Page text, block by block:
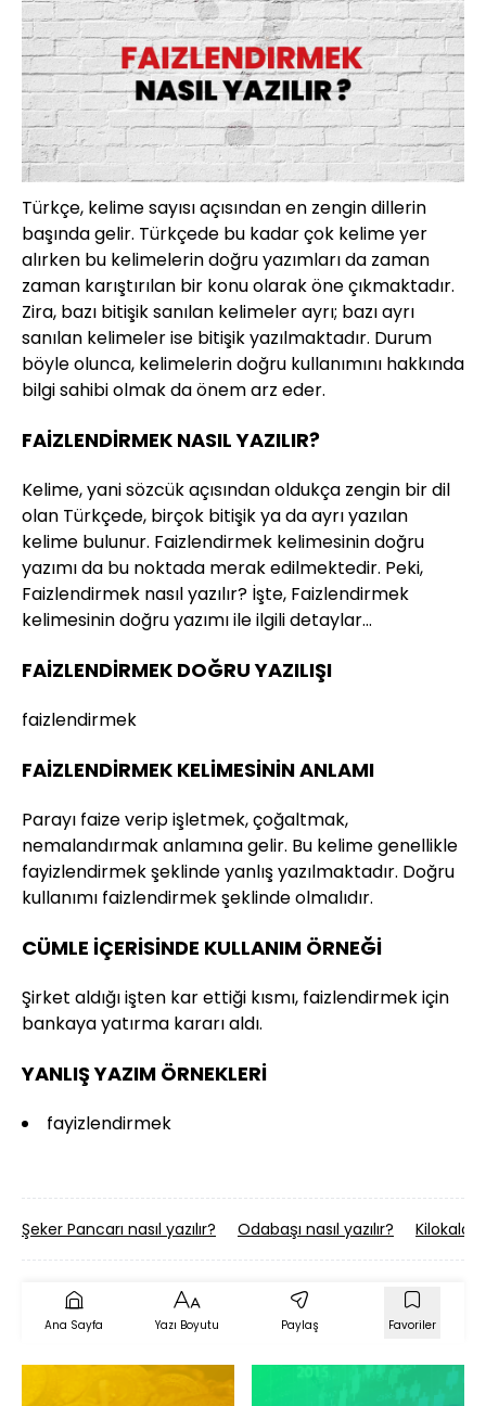
Türkçe, kelime sayısı açısından en zengin dillerin
başında gelir. Türkçede bu kadar çok kelime yer
alırken bu kelimelerin doğru yazımları da zaman
zaman karıştırılan bir konu olarak öne çıkmaktadır.
Zira, bazı bitişik sanılan kelimeler ayrı; bazı ayrı
sanılan kelimeler ise bitişik yazılmaktadır. Durum
böyle olunca, kelimelerin doğru kullanımını hakkında
bilgi sahibi olmak da önem arz eder.
FAİZLENDİRMEK NASIL YAZILIR?
Kelime, yani sözcük açısından oldukça zengin bir dil
olan Türkçede, birçok bitişik ya da ayrı yazılan
kelime bulunur. Faizlendirmek kelimesinin doğru
yazımı da bu noktada merak edilmektedir. Peki,
Faizlendirmek nasıl yazılır? İşte, Faizlendirmek
kelimesinin doğru yazımı ile ilgili detaylar…
FAİZLENDİRMEK DOĞRU YAZILIŞI
faizlendirmek
FAİZLENDİRMEK KELİMESİNİN ANLAMI
Parayı faize verip işletmek, çoğaltmak,
nemalandırmak anlamına gelir. Bu kelime genellikle
fayizlendirmek şeklinde yanlış yazılmaktadır. Doğru
kullanımı faizlendirmek şeklinde olmalıdır.
CÜMLE İÇERİSİNDE KULLANIM ÖRNEĞİ
Şirket aldığı işten kar ettiği kısmı, faizlendirmek için
bankaya yatırma kararı aldı.
YANLIŞ YAZIM ÖRNEKLERİ
fayizlendirmek
Şeker Pancarı nasıl yazılır? Odabaşı nasıl yazılır? Kilokalori
Ana Sayfa Yazı Boyutu Paylaş Favoriler